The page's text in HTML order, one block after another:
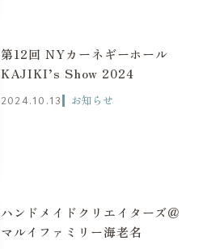
第12回 NYカーネギーホール
KAJIKI’s Show 2024
2024.10.13 お知らせ
ハンドメイドクリエイターズ＠
マルイファミリー海老名